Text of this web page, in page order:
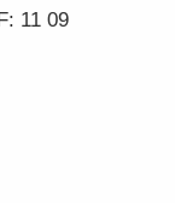
11 09